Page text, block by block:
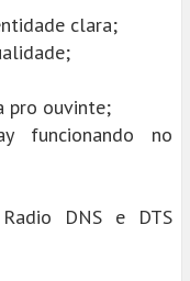
clara;
pro ouvinte;
funcionando no
DNS e DTS